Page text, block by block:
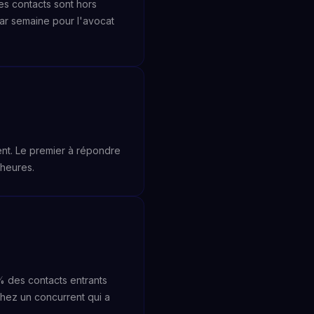
contacts sont hors
semaine pour l'avocat
Le premier à répondre
des contacts entrants
un concurrent qui a